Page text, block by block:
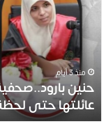
حملت
الكاميرا
وهموم
عائلتها
لحظة
استشهادها
منذ 3 أيام
حنين
عائلتها حتى